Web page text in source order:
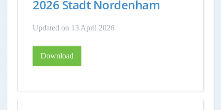
2026 Stadt Nordenham
Updated on 13 April 2026
Download